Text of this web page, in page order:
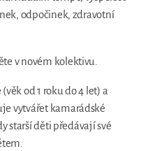
odpočinek, zdravotní
v novém kolektivu.
od 1 roku do 4 let) a
vytvářet kamarádské
starší děti předávají své